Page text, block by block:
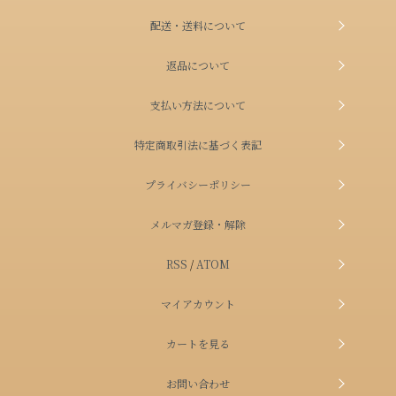
配送・送料について
返品について
支払い方法について
特定商取引法に基づく表記
プライバシーポリシー
メルマガ登録・解除
RSS / ATOM
マイアカウント
カートを見る
お問い合わせ